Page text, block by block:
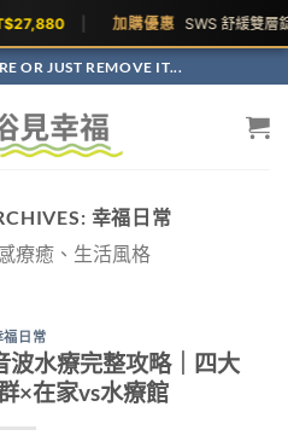
| 加購優惠 SWS 舒緩雙層錠
OR JUST REMOVE IT...
幸福日常
療癒、生活風格
福日常
波水療完整攻略｜四大
×在家vs水療館